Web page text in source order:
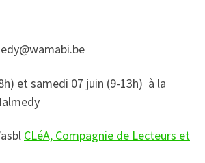
et samedi 07 juin (9-13h) à la
CLéA, Compagnie de Lecteurs et